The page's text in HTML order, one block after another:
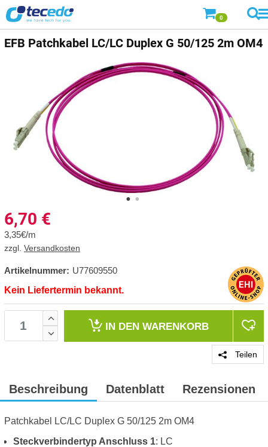
0
EFB Patchkabel LC/LC Duplex G 50/125 2m OM4
6,70 €
3,35€/m
zzgl. Versandkosten
Artikelnummer: U77609550
Kein Liefertermin bekannt.
IN DEN WARENKORB
Teilen
Beschreibung Datenblatt Rezensionen
Patchkabel LC/LC Duplex G 50/125 2m OM4
Steckverbindertyp Anschluss 1: LC